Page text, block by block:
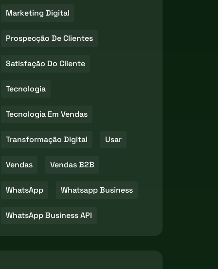
Marketing Digital
Prospecção De Clientes
Satisfação Do Cliente
Tecnologia
Tecnologia Em Vendas
Transformação Digital Usar
Vendas Vendas B2B
WhatsApp Whatsapp Business
WhatsApp Business API